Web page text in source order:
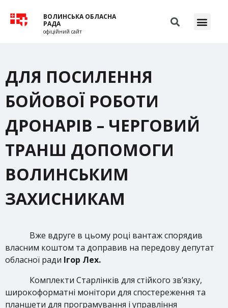
ВОЛИНСЬКА ОБЛАСНА
РАДА
офіційний сайт
ДЛЯ ПОСИЛЕННЯ
БОЙОВОЇ РОБОТИ
ДРОНАРІВ – ЧЕРГОВИЙ
ТРАНШ ДОПОМОГИ
ВОЛИНСЬКИМ
ЗАХИСНИКАМ
Вже вдруге в цьому році вантаж спорядив
власним коштом та доправив на передову депутат
обласної ради Ігор Лех.
Комплекти Старлінків для стійкого зв’язку,
широкоформатні монітори для спостереження та
планшети для програмування і управління